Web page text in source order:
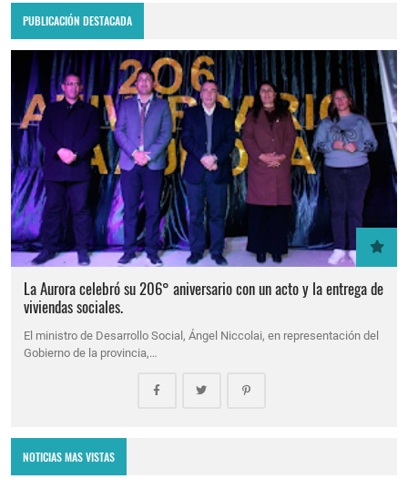
PUBLICACIÓN DESTACADA
La Aurora celebró su 206° aniversario con un acto y la entrega de
viviendas sociales.
El ministro de Desarrollo Social, Ángel Niccolai, en representación del
Gobierno de la provincia,…
NOTICIAS MAS VISTAS